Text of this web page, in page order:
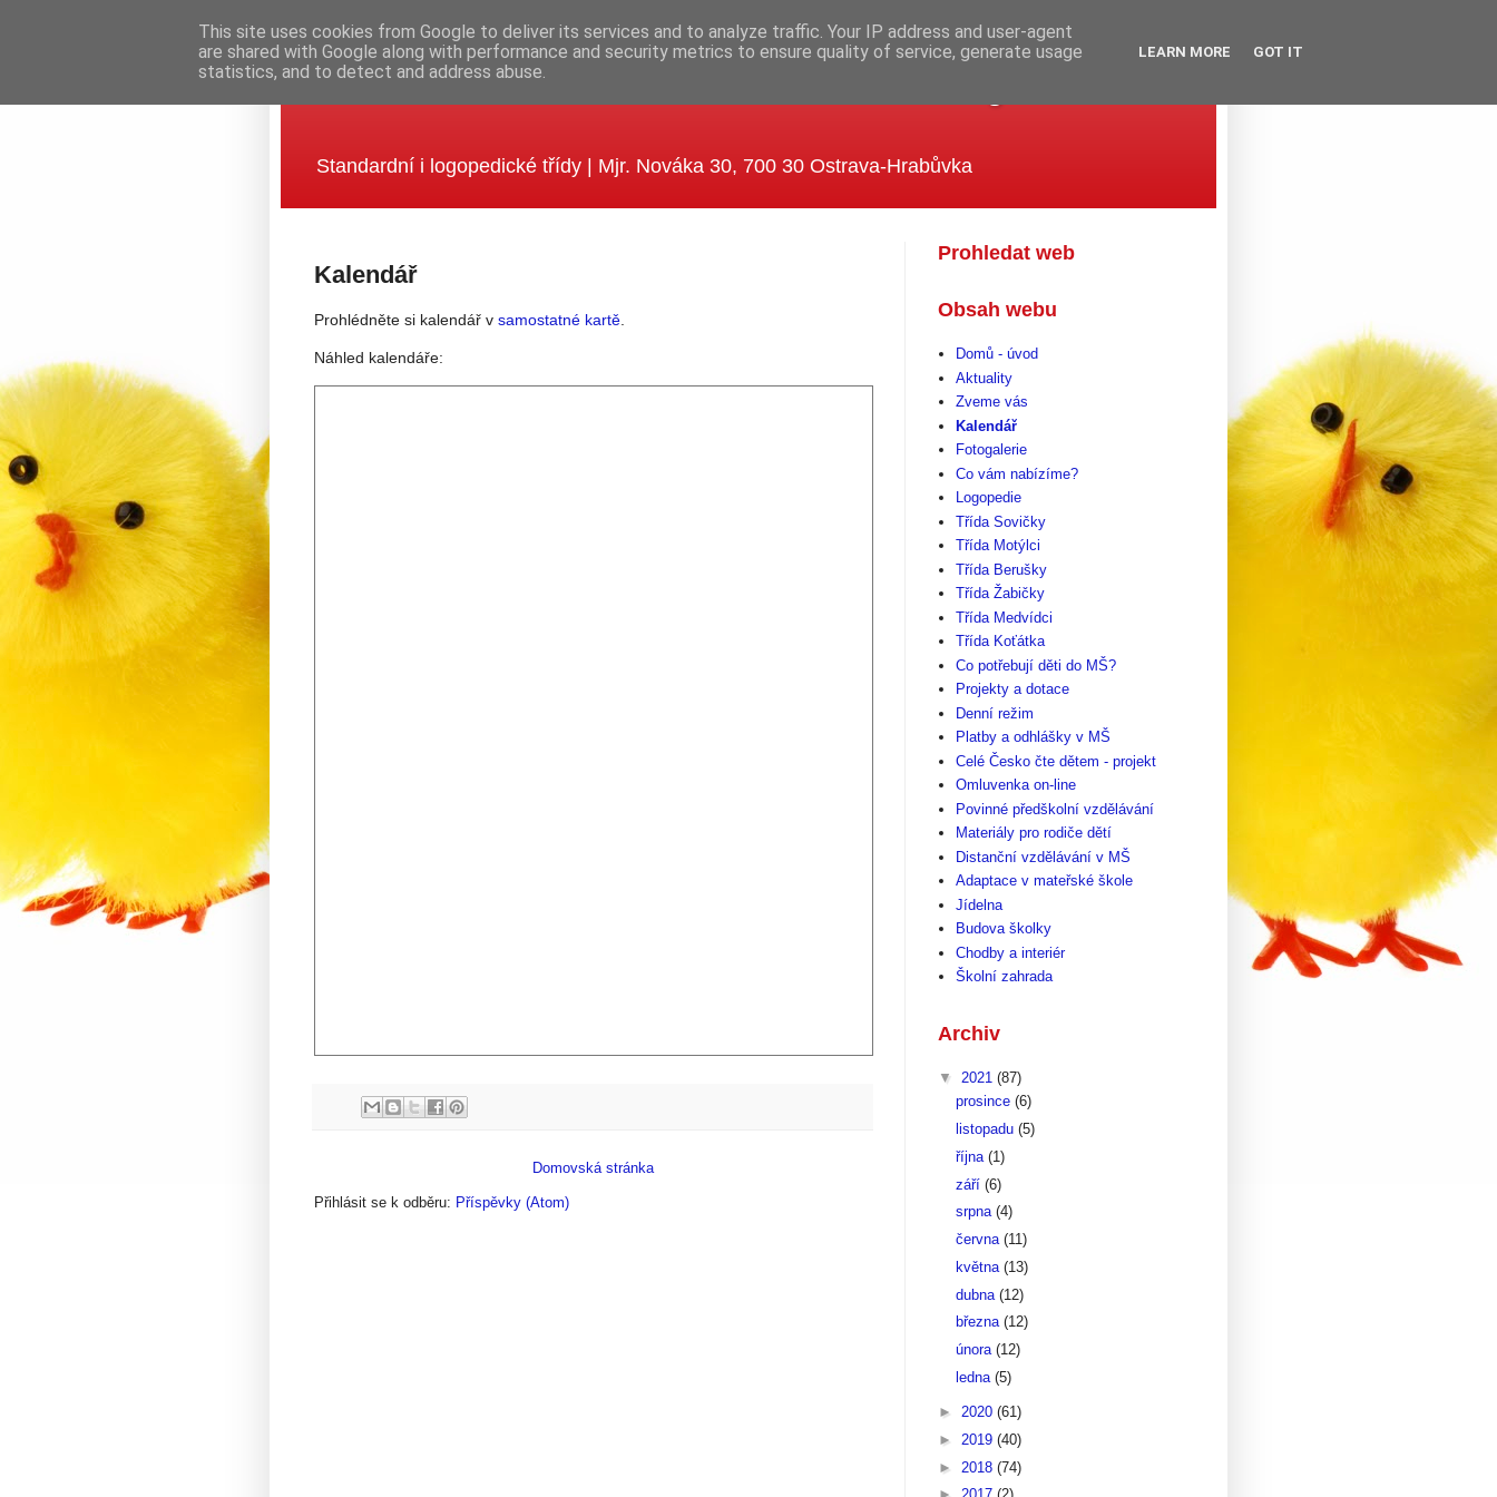
Mateřská škola MUDr. Emílie Lukášové a Klegova
Standardní i logopedické třídy | Mjr. Nováka 30, 700 30 Ostrava-Hrabůvka
Kalendář
Prohlédněte si kalendář v samostatné kartě
Náhled kalendáře:
Domovská stránka
Přihlásit se k odběru: Příspěvky (Atom)
Prohledat web
Obsah webu
Domů - úvod
Aktuality
Zveme vás
Kalendář
Fotogalerie
Co vám nabízíme?
Logopedie
Třída Sovičky
Třída Motýlci
Třída Berušky
Třída Žabičky
Třída Medvídci
Třída Koťátka
Co potřebují děti do MŠ?
Projekty a dotace
Denní režim
Platby a odhlášky v MŠ
Celé Česko čte dětem - projekt
Omluvenka on-line
Povinné předškolní vzdělávání
Materiály pro rodiče dětí
Distanční vzdělávání v MŠ
Adaptace v mateřské škole
Jídelna
Budova školky
Chodby a interiér
Školní zahrada
Archiv
▼ 2021 (87)
prosince (6)
listopadu (5)
října (1)
září (6)
srpna (4)
června (11)
května (13)
dubna (12)
března (12)
února (12)
ledna (5)
► 2020 (61)
► 2019 (40)
► 2018 (74)
This site uses cookies from Google to deliver its services and to analyze traffic. Your IP address and user-agent
are shared with Google along with performance and security metrics to ensure quality of service, generate usage
statistics, and to detect and address abuse.
LEARN MORE GOT IT